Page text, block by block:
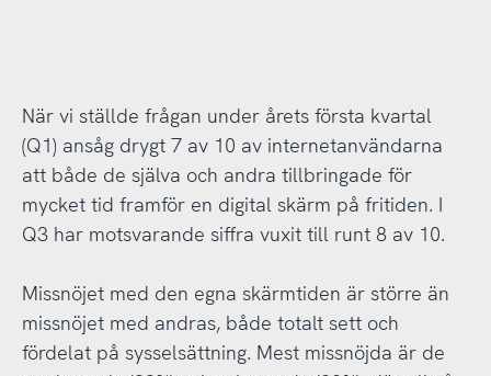
När vi ställde frågan under årets första kvartal
(Q1) ansåg drygt 7 av 10 av internetanvändarna
att både de själva och andra tillbringade för
mycket tid framför en digital skärm på fritiden. I
Q3 har motsvarande siffra vuxit till runt 8 av 10.
Missnöjet med den egna skärmtiden är större än
missnöjet med andras, både totalt sett och
fördelat på sysselsättning. Mest missnöjda är de